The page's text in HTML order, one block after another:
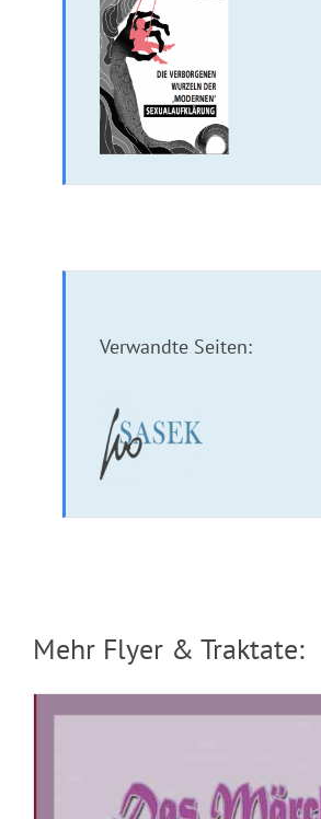
Verwandte Seiten:
Mehr Flyer & Traktate:
Flyer: 219 US-Kriege